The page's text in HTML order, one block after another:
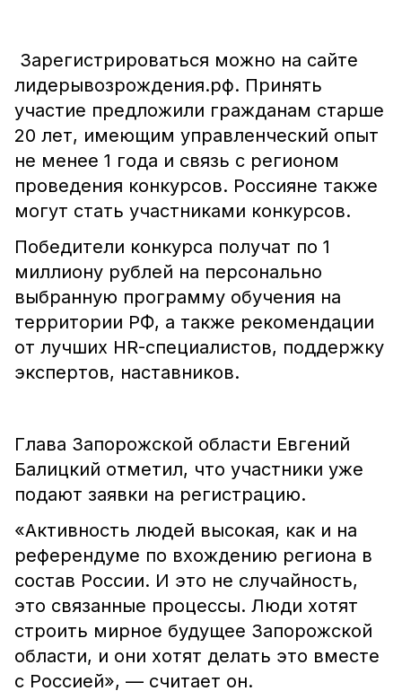
Зарегистрироваться можно на сайте
лидерывозрождения.рф. Принять
участие предложили гражданам старше
20 лет, имеющим управленческий опыт
не менее 1 года и связь с регионом
проведения конкурсов. Россияне также
могут стать участниками конкурсов.
Победители конкурса получат по 1
миллиону рублей на персонально
выбранную программу обучения на
территории РФ, а также рекомендации
от лучших HR-специалистов, поддержку
экспертов, наставников.
Глава Запорожской области Евгений
Балицкий отметил, что участники уже
подают заявки на регистрацию.
«Активность людей высокая, как и на
референдуме по вхождению региона в
состав России. И это не случайность,
это связанные процессы. Люди хотят
строить мирное будущее Запорожской
области, и они хотят делать это вместе
с Россией», — считает он.